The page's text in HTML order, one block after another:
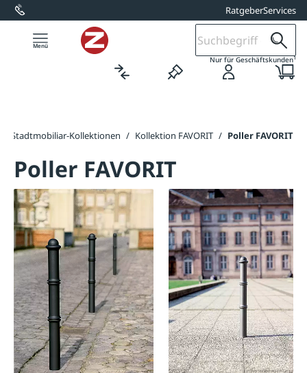
springen RatgeberServices
Nur für Geschäftskunden1
Stadtmobiliar-Kollektionen / Kollektion FAVORIT / Poller FAVORIT
Poller FAVORIT